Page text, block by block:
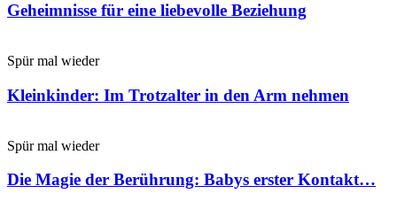
Geheimnisse für eine liebevolle Beziehung
Spür mal wieder
Kleinkinder: Im Trotzalter in den Arm nehmen
Spür mal wieder
Die Magie der Berührung: Babys erster Kontakt…